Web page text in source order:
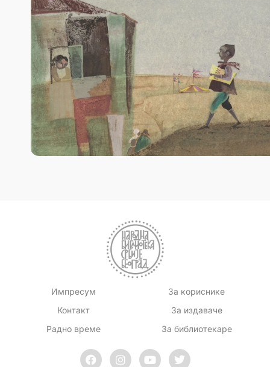
Импресум
Контакт
Радно време
За кориснике
За издаваче
За библиотекаре